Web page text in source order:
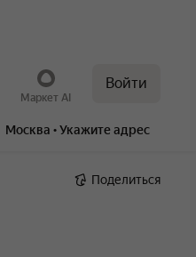
Маркет AI
Войти
Москва • Укажите адрес
Поделиться